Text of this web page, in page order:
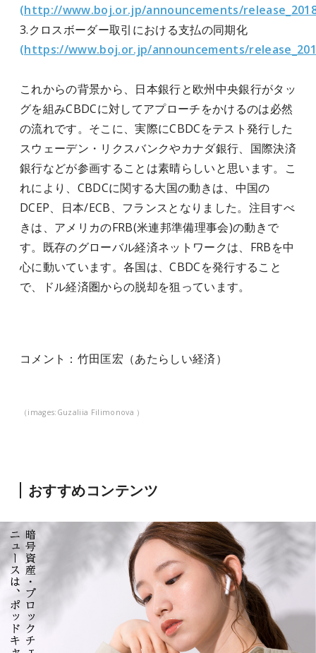
(http://www.boj.or.jp/announcements/
3.クロスボーダー取引における支払の同期化
(https://www.boj.or.jp/announcements/
これからの背景から、日本銀行と欧州中央銀行がタッ
グを組みCBDCに対してアプローチをかけるのは必然
の流れです。そこに、実際にCBDCをテスト発行した
スウェーデン・リクスバンクやカナダ銀行、国際決済
銀行などが参画することは素晴らしいと思います。こ
れにより、CBDCに関する大国の動きは、中国の
DCEP、日本/ECB、フランスとなりました。注目すべ
きは、アメリカのFRB(米連邦準備理事会)の動きで
す。既存のグローバル経済ネットワークは、FRBを中
心に動いています。各国は、CBDCを発行すること
で、ドル経済圏からの脱却を狙っています。
コメン ト： 竹田匡宏 （あたらしい経済）
（images:Guzaliia Filimonova ）
おすすめコンテンツ